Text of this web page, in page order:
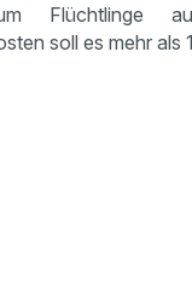
Flüchtlinge
soll es mehr als